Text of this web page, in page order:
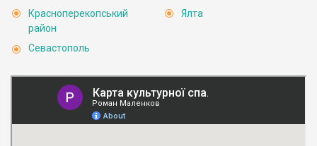
Красноперекопський
район
Севастополь
Ялта